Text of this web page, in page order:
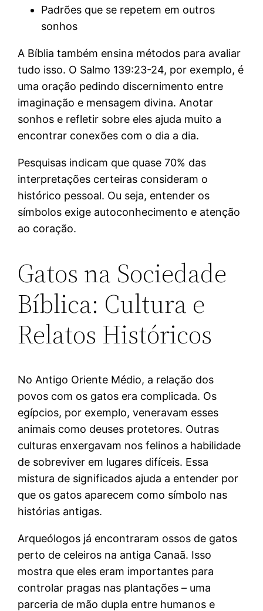
Padrões que se repetem em outros
sonhos
A Bíblia também ensina métodos para avaliar
tudo isso. O Salmo 139:23-24, por exemplo, é
uma oração pedindo discernimento entre
imaginação e mensagem divina. Anotar
sonhos e refletir sobre eles ajuda muito a
encontrar conexões com o dia a dia.
Pesquisas indicam que quase 70% das
interpretações certeiras consideram o
histórico pessoal. Ou seja, entender os
símbolos exige autoconhecimento e atenção
ao coração.
Gatos na Sociedade
Bíblica: Cultura e
Relatos Históricos
No Antigo Oriente Médio, a relação dos
povos com os gatos era complicada. Os
egípcios, por exemplo, veneravam esses
animais como deuses protetores. Outras
culturas enxergavam nos felinos a habilidade
de sobreviver em lugares difíceis. Essa
mistura de significados ajuda a entender por
que os gatos aparecem como símbolo nas
histórias antigas.
Arqueólogos já encontraram ossos de gatos
perto de celeiros na antiga Canaã. Isso
mostra que eles eram importantes para
controlar pragas nas plantações – uma
parceria de mão dupla entre humanos e